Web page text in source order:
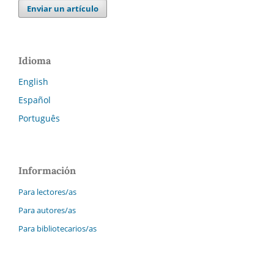
Enviar un artículo
Idioma
English
Español
Português
Información
Para lectores/as
Para autores/as
Para bibliotecarios/as